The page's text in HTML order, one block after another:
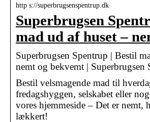
http s://superbrugsenspentrup.dk
Superbrugsen
mad ud af huset –
Superbrugsen Spentrup | Bestil
nemt og bekvemt | Superbrugsen
Bestil velsmagende mad til
fredagshyggen, selskabet eller
vores hjemmeside – Det er nemt,
lækkert!